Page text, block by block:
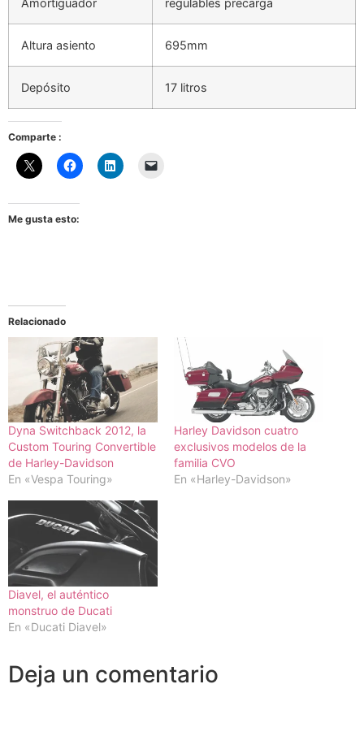
Amortiguador regulables precarga
Altura asiento 695mm
Depósito 17 litros
Comparte :
Me gusta esto:
Relacionado
Dyna Switchback 2012, la
Custom Touring Convertible
de Harley-Davidson
En «Vespa Touring»
Harley Davidson cuatro
exclusivos modelos de la
familia CVO
En «Harley-Davidson»
Diavel, el auténtico
monstruo de Ducati
En «Ducati Diavel»
Deja un comentario